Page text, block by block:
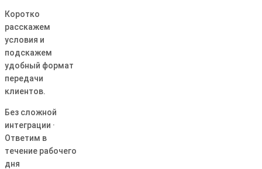
Коротко
расскажем
условия и
подскажем
удобный формат
передачи
клиентов.
Без сложной
интеграции ·
Ответим в
течение рабочего
дня